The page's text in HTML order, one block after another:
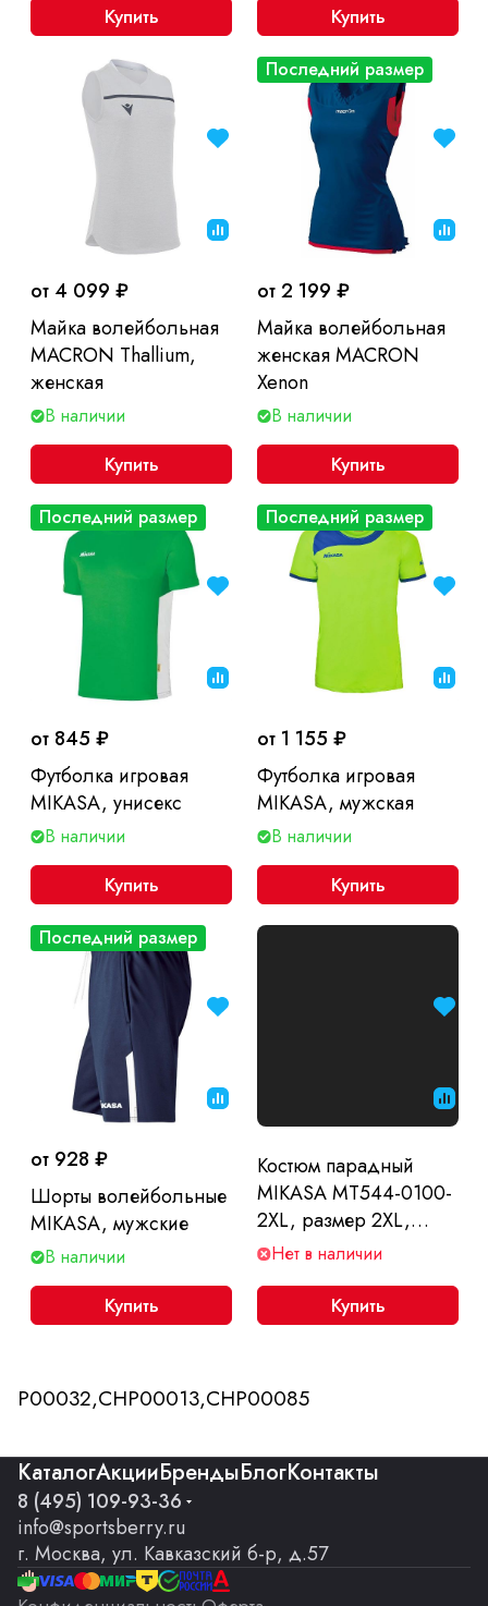
Купить Купить
от 4 099 ₽
Майка волейбольная
MACRON Thallium,
женская
В наличии
Купить
Последний размер
от 2 199 ₽
Майка волейбольная
женская MACRON
Xenon
В наличии
Купить
Последний размер
от 845 ₽
Футболка игровая
MIKASA, унисекс
В наличии
Купить
Последний размер
от 1 155 ₽
Футболка игровая
MIKASA, мужская
В наличии
Купить
Последний размер
от 928 ₽
Шорты волейбольные
MIKASA, мужские
В наличии
Купить
Костюм парадный
MIKASA MT544-0100-
2XL, размер 2XL,
синий
Нет в наличии
Купить
P00032,CHP00013,CHP00085
КаталогАкцииБрендыБлогКонтакты
8 (495) 109-93-36
info@sportsberry.ru
г. Москва, ул. Кавказский б-р, д.57